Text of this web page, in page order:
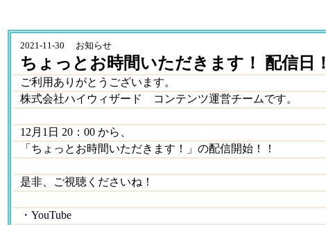
2021-11-30 お知らせ
ちょっとお時間いただきます！ 配信日！
ご利用ありがとうございます。
株式会社ハイウィザード コンテンツ運営チームです。
12月1日 20：00 から、
「ちょっとお時間いただきます！」の配信開始！！
是非、ご視聴くださいね！
・YouTube